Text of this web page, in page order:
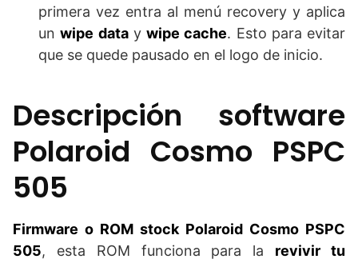
primera vez entra al menú recovery y aplica
unwipe datay wipe cache. Esto para evitar
que se quede pausado en el logo de inicio.
Descripción software
Polaroid Cosmo PSPC
505
Firmware o ROM stock Polaroid Cosmo PSPC
505, esta ROM funciona para la revivir tu